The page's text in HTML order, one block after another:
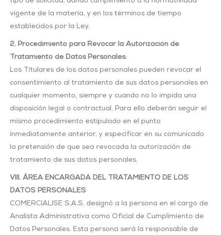
vigente de la materia, y en los términos de tiempo
establecidos por la Ley.
2. Procedimiento para Revocar la Autorización de
Tratamiento de Datos Personales:
Los Titulares de los datos personales pueden revocar el
consentimiento al tratamiento de sus datos personales en
cualquier momento, siempre y cuando no lo impida una
disposición legal o contractual. Para ello deberán seguir el
mismo procedimiento estipulado en el punto
inmediatamente anterior, y especificar en su comunicado
la pretensión de que sea revocada la autorización de
tratamiento de sus datos personales.
VIII. ÁREA ENCARGADA DEL TRATAMIENTO DE LOS
DATOS PERSONALES
COMERCIALISE S.A.S. designó a la persona en el cargo de
Analista Administrativa como Oficial de Cumplimiento de
Datos Personales. Esta persona será la responsable de